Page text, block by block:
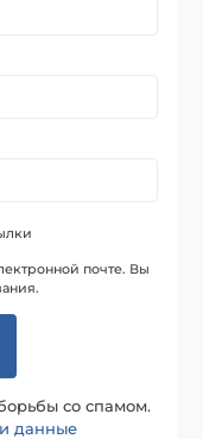
почте. Вы
со спамом.
данные